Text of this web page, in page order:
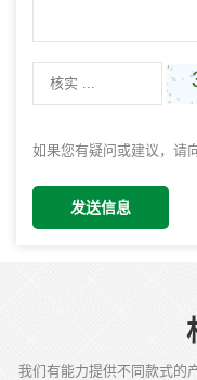
如果您有疑问或建议，请
发送信息
我们有能力提供不同款式的